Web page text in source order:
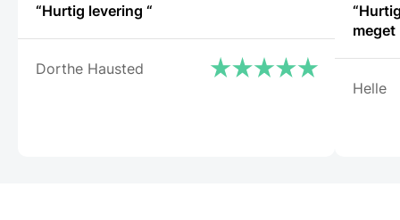
“Hurtig levering “
Dorthe Hausted
Helle